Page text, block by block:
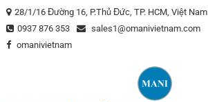
Skip
to
content
28/1/16 Đường 16, P.Thủ Đức, TP. HCM, Việt Nam
0937 876 353
sales1@omanivietnam.com
omanivietnam